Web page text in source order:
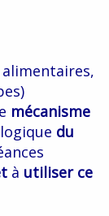
mécanisme
du
à utiliser ce